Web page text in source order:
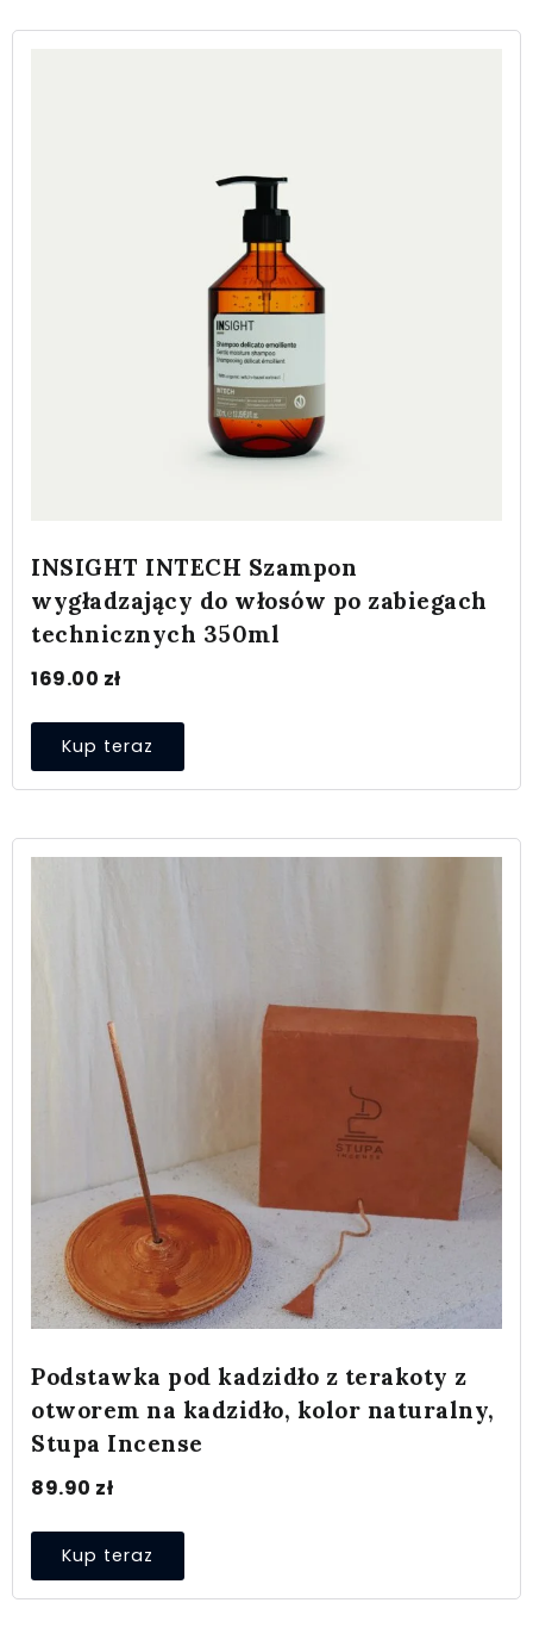
INSIGHT INTECH Szampon
wygładzający do włosów po zabiegach
technicznych 350ml
169.00 zł
Kup teraz
Podstawka pod kadzidło z terakoty z
otworem na kadzidło, kolor naturalny,
Stupa Incense
89.90 zł
Kup teraz